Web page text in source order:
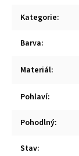
Kategorie:
Barva:
Materiál:
Pohlaví:
Pohodlný:
Stav: